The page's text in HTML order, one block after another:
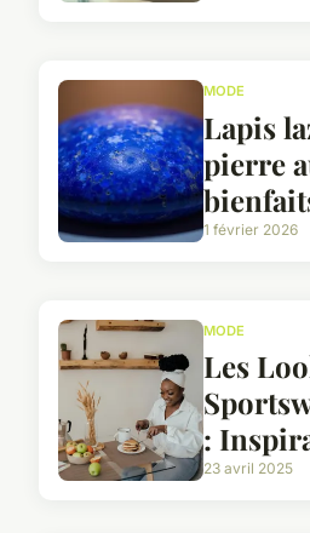
MODE
Lapis
pierre
1 février 2026
MODE
Les
:
23 avril 2025